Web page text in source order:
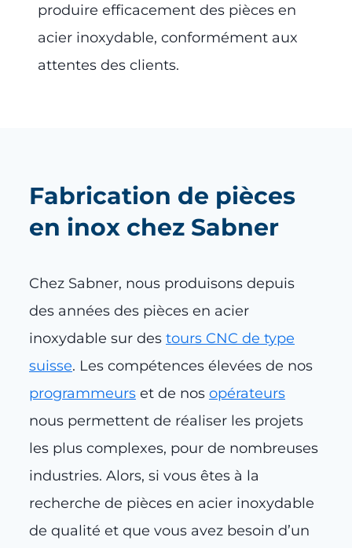
produire efficacement des pièces en
acier inoxydable, conformément aux
attentes des clients.
Fabrication de pièces
en inox chez Sabner
Chez Sabner, nous produisons depuis
des années des pièces en acier
inoxydable sur des tours CNC de type
suisse. Les compétences élevées de nos
programmeurs et de nos opérateurs
nous permettent de réaliser les projets
les plus complexes, pour de nombreuses
industries. Alors, si vous êtes à la
recherche de pièces en acier inoxydable
de qualité et que vous avez besoin d’un